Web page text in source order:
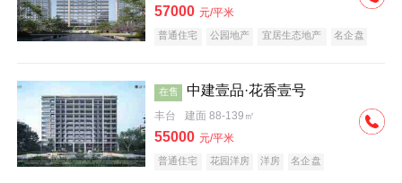
57000 元/平米
普通住宅 公园地产 宜居生态地产 名企盘
在售 中建壹品·花香壹号
丰台 建面 88-139㎡
55000 元/平米
普通住宅 花园洋房 洋房 名企盘